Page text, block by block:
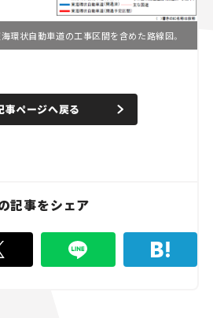
環状自動車道の工事区間を含めた路線図。
n
e
d
%
事ページへ戻る
記事をシェア